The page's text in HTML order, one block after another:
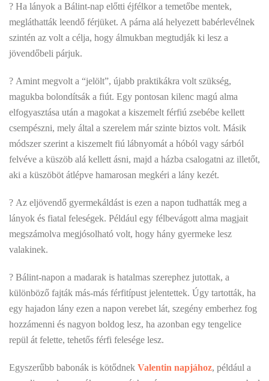
? Ha lányok a Bálint-nap előtti éjfélkor a temetőbe mentek,
megláthatták leendő férjüket. A párna alá helyezett babérlevélnek
szintén az volt a célja, hogy álmukban megtudják ki lesz a
jövendőbeli párjuk.
? Amint megvolt a “jelölt”, újabb praktikákra volt szükség,
magukba bolondítsák a fiút. Egy pontosan kilenc magú alma
elfogyasztása után a magokat a kiszemelt férfiú zsebébe kellett
csempészni, mely által a szerelem már szinte biztos volt. Másik
módszer szerint a kiszemelt fiú lábnyomát a hóból vagy sárból
felvéve a küszöb alá kellett ásni, majd a házba csalogatni az illetőt,
aki a küszöböt átlépve hamarosan megkéri a lány kezét.
? Az eljövendő gyermekáldást is ezen a napon tudhatták meg a
lányok és fiatal feleségek. Például egy félbevágott alma magjait
megszámolva megjósolható volt, hogy hány gyermeke lesz
valakinek.
? Bálint-napon a madarak is hatalmas szerephez jutottak, a
különböző fajták más-más férfitípust jelentettek. Úgy tartották, ha
egy hajadon lány ezen a napon verebet lát, szegény emberhez fog
hozzámenni és nagyon boldog lesz, ha azonban egy tengelice
repül át felette, tehetős férfi felesége lesz.
Egyszerűbb babonák is kötődnek Valentin napjához, például a